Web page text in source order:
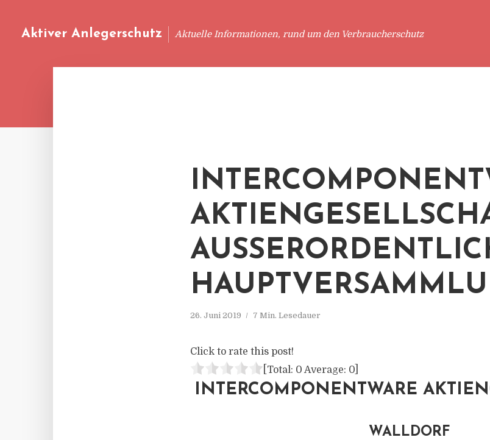
Aktiver Anlegerschutz Aktuelle Informationen, rund um den Verbraucherschutz
26. Juni 2019 7 Min. Lesedauer
Click to rate this post!
[Total: 0 Average: 0
INTERCOMPONENTWARE
WALLDORF